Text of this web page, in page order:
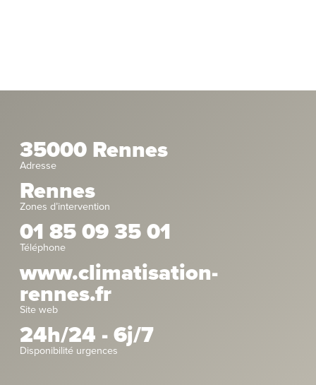
35000 Rennes
Adresse
Rennes
Zones d’intervention
01 85 09 35 01
Téléphone
www.climatisation-
rennes.fr
Site web
24h/24 - 6j/7
Disponibilité urgences